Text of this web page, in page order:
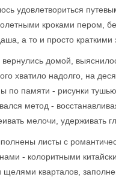
удовлетвориться
кроками пером,
а то и просто краткими
вернулись домой,
хватило надолго, на
по памяти - рисунки
метод -
мелочи, удерживать
листы с
- колоритными
щелями кварталов,